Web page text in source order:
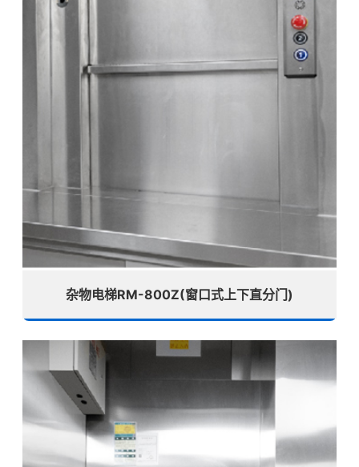
杂物电梯RM-800Z(窗口式上下直分门)